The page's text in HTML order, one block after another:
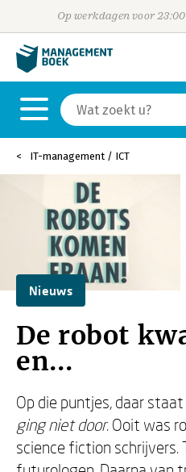
Op werkdagen voor
IT-management / ICT
Nieuws
De robot
en...
Op die puntjes, daar
ging niet door. Ooit was
science fiction schrijvers.